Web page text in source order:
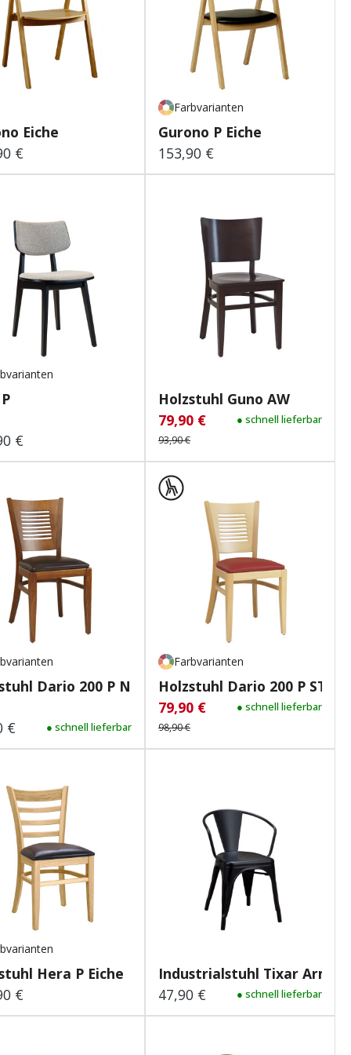
Eiche
Preis:
€
Farbvarianten
Gurono P Eiche
Regulärer Preis:
153,90 €
Preis:
€
Holzstuhl Guno AW
Verkaufspreis:
79,90 €
Regulärer Preis:
93,90 €
● schnell lieferbar
Dario 200 P NH
Preis:
€ ● schnell lieferbar
Farbvarianten
Holzstuhl Dario 200 P ST
Verkaufspreis:
79,90 €
Regulärer Preis:
98,90 €
● schnell lieferbar
Hera P Eiche
Preis:
€
Industrialstuhl Tixar Arm
Regulärer Preis:
47,90 € ● schnell lieferbar